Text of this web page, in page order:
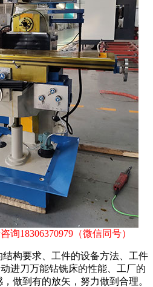
咨询18306370979 （微信同号）
要求、工件的设备方法、工件
进刀万能钻铣床的性能、工厂的
到有的放矢，努力做到合理。